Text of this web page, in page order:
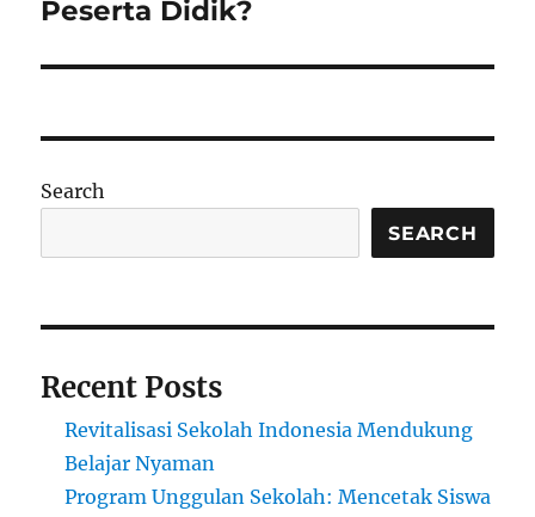
Peserta Didik?
Search
SEARCH
Recent Posts
Revitalisasi Sekolah Indonesia Mendukung
Belajar Nyaman
Program Unggulan Sekolah: Mencetak Siswa